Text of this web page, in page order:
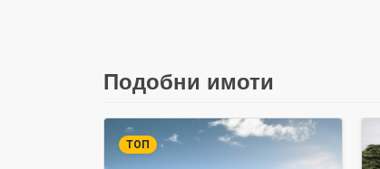
Подобни имоти
ТОП